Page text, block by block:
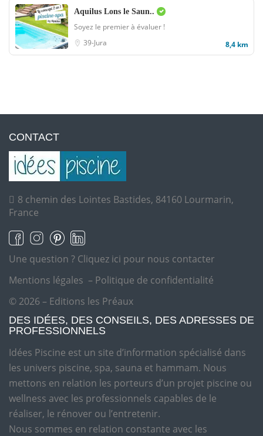
Aquilus Lons le Saun..
Soyez le premier à évaluer !
39-Jura
8,4 km
CONTACT
8 chemin des Lointes Bastides, 84160 Lourmarin,
France
Une question ? Cliquez ici pour nous contacter
Mentions légales – Politique de confidentialité
© 2026 – Editions les Préaux
DES IDÉES, DES CONSEILS, DES ADRESSES DE
PROFESSIONNELS
Idées Piscine est un site d’information spécialisé dans
les univers piscine, spa, sauna et hammam. Nous
mettons en relation les porteurs d’un projet piscine ou
wellness avec les professionnels capables de le
réaliser, le rénover ou l’entretenir.
Nous sommes en relation constante avec les